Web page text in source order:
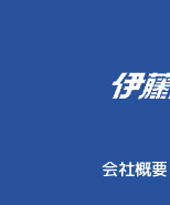
会社概要